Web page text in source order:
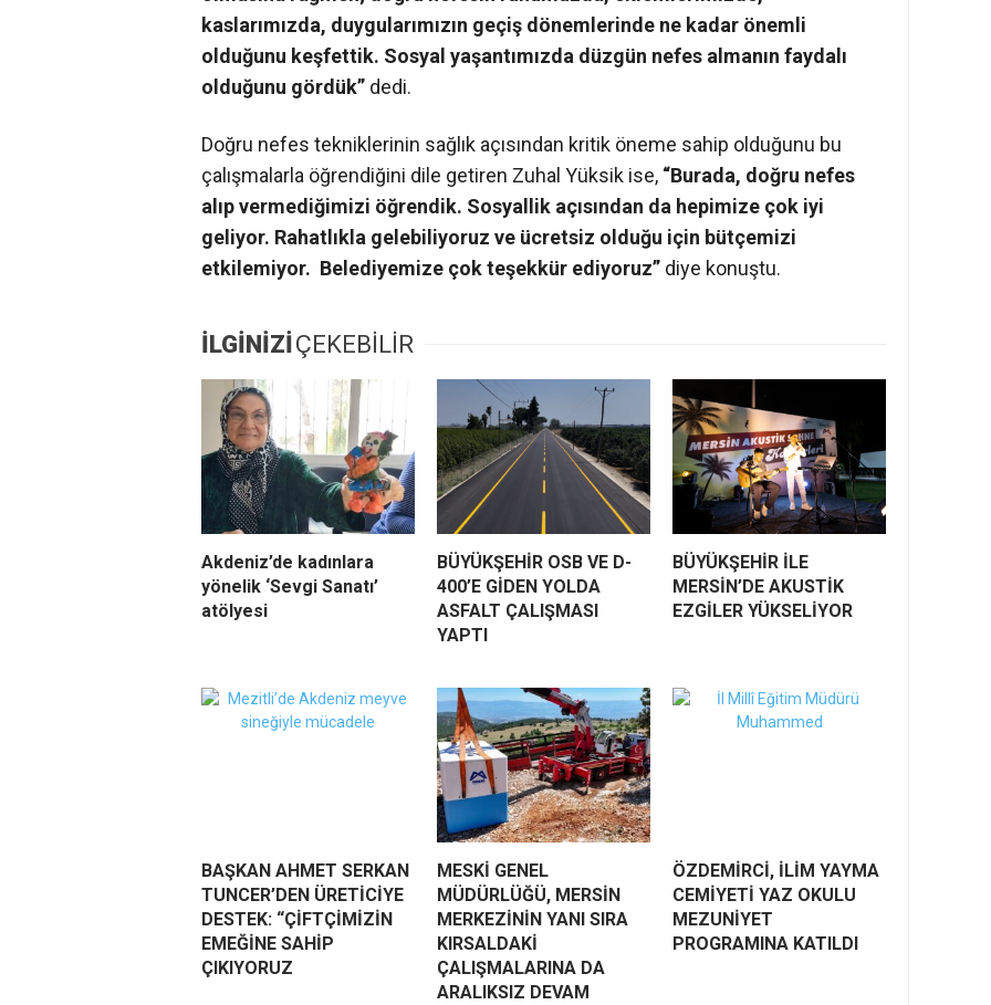
kaslarımızda, duygularımızın geçiş dönemlerinde ne kadar önemli
olduğunu keşfettik. Sosyal yaşantımızda düzgün nefes almanın faydalı
olduğunu gördük” dedi.
Doğru nefes tekniklerinin sağlık açısından kritik öneme sahip olduğunu bu
çalışmalarla öğrendiğini dile getiren Zuhal Yüksik ise, “Burada, doğru nefes
alıp vermediğimizi öğrendik. Sosyallik açısından da hepimize çok iyi
geliyor. Rahatlıkla gelebiliyoruz ve ücretsiz olduğu için bütçemizi
etkilemiyor. Belediyemize çok teşekkür ediyoruz” diye konuştu.
İLGİNİZİÇEKEBİLİR
Akdeniz’de kadınlara
yönelik ‘Sevgi Sanatı’
atölyesi
BÜYÜKŞEHİR OSB VE D-
400’E GİDEN YOLDA
ASFALT ÇALIŞMASI
YAPTI
BÜYÜKŞEHİR İLE
MERSİN’DE AKUSTİK
EZGİLER YÜKSELİYOR
BAŞKAN AHMET SERKAN
TUNCER’DEN ÜRETİCİYE
DESTEK: “ÇİFTÇİMİZİN
EMEĞİNE SAHİP
ÇIKIYORUZ
MESKİ GENEL
MÜDÜRLÜĞÜ, MERSİN
MERKEZİNİN YANI SIRA
KIRSALDAKİ
ÇALIŞMALARINA DA
ARALIKSIZ DEVAM
ÖZDEMİRCİ, İLİM YAYMA
CEMİYETİ YAZ OKULU
MEZUNİYET
PROGRAMINA KATILDI